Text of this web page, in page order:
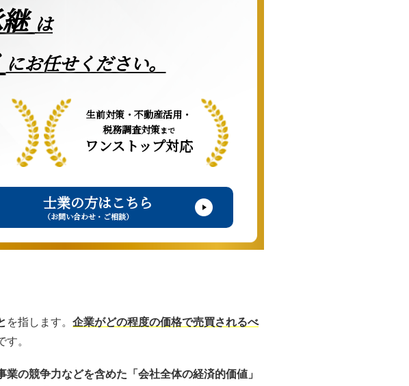
は
にお任せください。
生前対策・不動産活用・
税務調査対策まで
ワンストップ対応
士業の方はこちら
（お問い合わせ・ご相談）
を指します。 企業がどの程度の価格で売買されるべ
す。
の競争力などを含めた「会社全体の経済的価値」